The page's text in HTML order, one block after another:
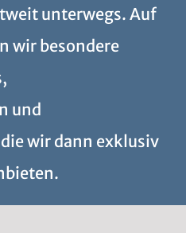
unterwegs. Auf
wir besondere
und
wir dann exklusiv